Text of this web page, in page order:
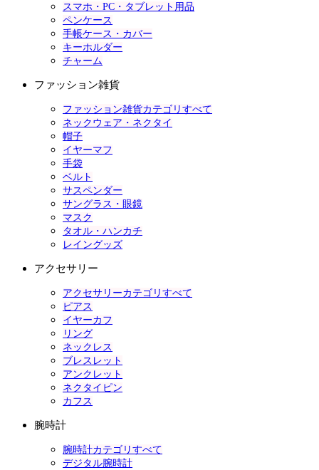
スマホ・PC・タブレット用品
ペンケース
手帳ケース・カバー
キーホルダー
チャーム
ファッション雑貨
ファッション雑貨カテゴリすべて
ネックウェア・ネクタイ
帽子
イヤーマフ
手袋
ベルト
サスペンダー
サングラス・眼鏡
マスク
タオル・ハンカチ
レイングッズ
アクセサリー
アクセサリーカテゴリすべて
ピアス
イヤーカフ
リング
ネックレス
ブレスレット
アンクレット
ネクタイピン
カフス
腕時計
腕時計カテゴリすべて
デジタル腕時計